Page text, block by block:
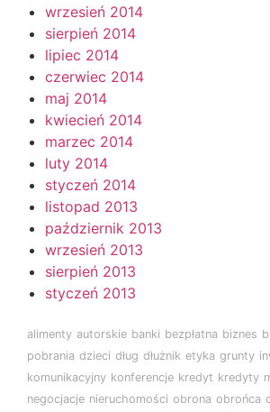
wrzesień 2014
sierpień 2014
lipiec 2014
czerwiec 2014
maj 2014
kwiecień 2014
marzec 2014
luty 2014
styczeń 2014
listopad 2013
październik 2013
wrzesień 2013
sierpień 2013
styczeń 2013
alimenty autorskie banki bezpłatna biznes
pobrania dzieci dług dłużnik etyka grunty
komunikacyjny konferencje kredyt kredyty
negocjacje nieruchomości obrona obrońca